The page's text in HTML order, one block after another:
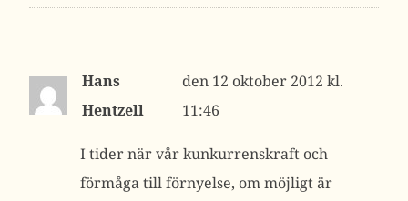
Hans
Hentzell
12 oktober 2012 kl.
11:46
I tider när vår kunkurrenskraft och
förmåga till förnyelse, om möjligt är